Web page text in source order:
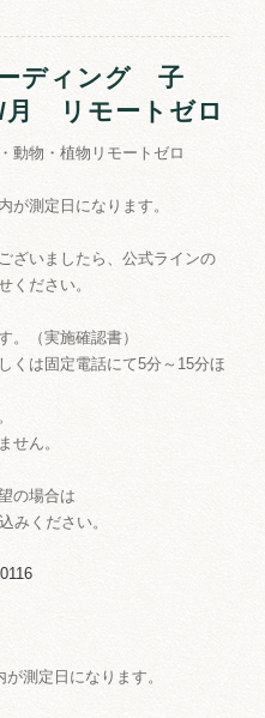
ディング 子
リモートゼロ
物・植物リモートゼロ
が測定日になります。
ざいましたら、公式ラインの
ください。
。（実施確認書）
くは固定電話にて5分～15分ほ
せん。
の場合は
みください。
測定日になります。